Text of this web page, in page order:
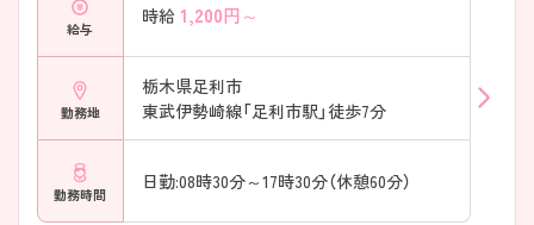
給与
時給 1,200円～
勤務地
栃木県足利市
東武伊勢崎線「足利市駅」徒歩7分
勤務時間
日勤:08時30分～17時30分（休憩60分）